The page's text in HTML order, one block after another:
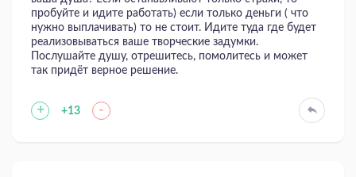
пробуйте и идите работать) если только деньги ( что
нужно выплачивать) то не стоит. Идите туда где будет
реализовываться ваше творческие задумки.
Послушайте душу, отрешитесь, помолитесь и может
так придёт верное решение.
+ +13 -